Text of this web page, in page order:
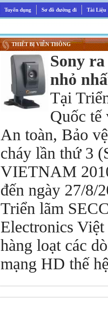
Tuyển dụng Sơ đồ đường đi Tài Liệu
THIẾT BỊ VIỄN THÔNG
Sony
nhỏ
Tại
Quốc
An toàn, Bảo
cháy lần thứ 3
VIETNAM
đến ngày 27/8/
Triển lãm
Electronics
hàng loạt các
mạng HD thế